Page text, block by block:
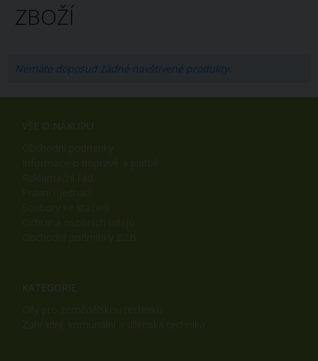
ZBOŽÍ
Nemáte doposud žádné navštívené produkty.
VŠE O NÁKUPU
KATEGORIE